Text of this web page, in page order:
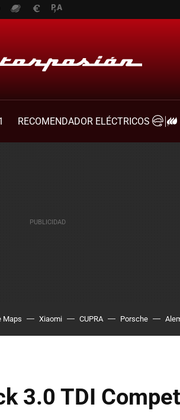
RECOMENDADOR ELÉCTRICOS
Maps Xiaomi CUPRA Porsche
3.0 TDI